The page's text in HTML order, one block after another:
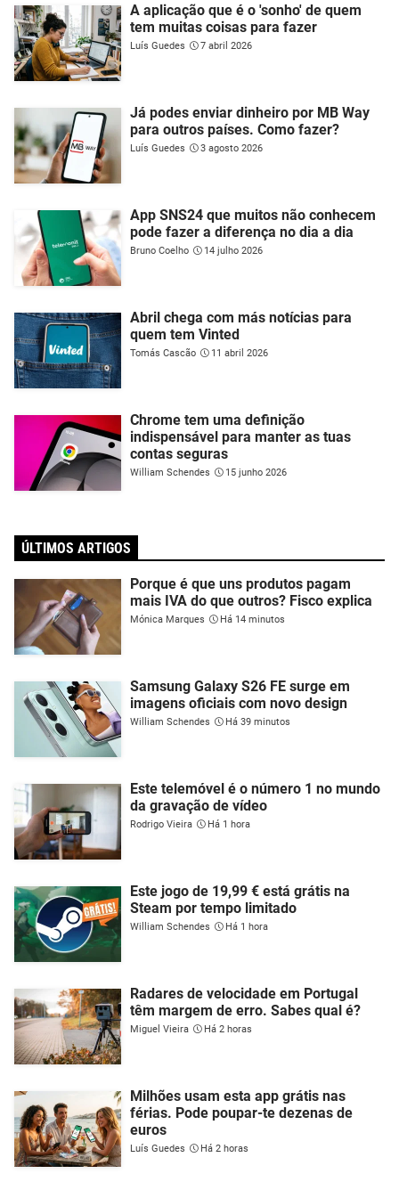
A aplicação que é o 'sonho' de quem
tem muitas coisas para fazer
Luís Guedes 7 abril 2026
Já podes enviar dinheiro por MB Way
para outros países. Como fazer?
Luís Guedes 3 agosto 2026
App SNS24 que muitos não conhecem
pode fazer a diferença no dia a dia
Bruno Coelho 14 julho 2026
Abril chega com más notícias para
quem tem Vinted
Tomás Cascão 11 abril 2026
Chrome tem uma definição
indispensável para manter as tuas
contas seguras
William Schendes 15 junho 2026
ÚLTIMOS ARTIGOS
Porque é que uns produtos pagam
mais IVA do que outros? Fisco explica
Mónica Marques Há 14 minutos
Samsung Galaxy S26 FE surge em
imagens oficiais com novo design
William Schendes Há 39 minutos
Este telemóvel é o número 1 no mundo
da gravação de vídeo
Rodrigo Vieira Há 1 hora
Este jogo de 19,99 € está grátis na
Steam por tempo limitado
William Schendes Há 1 hora
Radares de velocidade em Portugal
têm margem de erro. Sabes qual é?
Miguel Vieira Há 2 horas
Milhões usam esta app grátis nas
férias. Pode poupar-te dezenas de
euros
Luís Guedes Há 2 horas